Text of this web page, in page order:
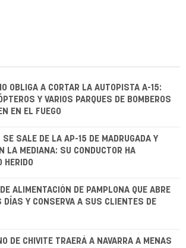
OBLIGA A CORTAR LA AUTOPISTA A-15:
Y VARIOS PARQUES DE BOMBEROS
EN EL FUEGO
SE SALE DE LA AP-15 DE MADRUGADA Y
LA MEDIANA: SU CONDUCTOR HA
HERIDO
ALIMENTACIÓN DE PAMPLONA QUE ABRE
DÍAS Y CONSERVA A SUS CLIENTES DE
DE CHIVITE TRAERÁ A NAVARRA A MENAS